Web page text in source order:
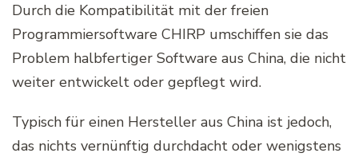
Durch die Kompatibilität mit der freien
Programmiersoftware CHIRP umschiffen sie das
Problem halbfertiger Software aus China, die nicht
weiter entwickelt oder gepflegt wird.
Typisch für einen Hersteller aus China ist jedoch,
das nichts vernünftig durchdacht oder wenigstens